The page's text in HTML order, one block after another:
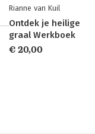
Rianne van Kuil
Ontdek je heilige
graal Werkboek
€ 20,00